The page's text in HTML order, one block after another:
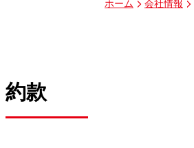
ホーム 会社情報
約款